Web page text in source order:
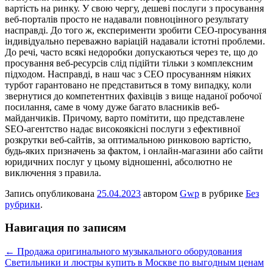
вартість на ринку. У свою чергу, дешеві послуги з просування
веб-порталів просто не надавали повноцінного результату
насправді. До того ж, експерименти зробити СЕО-просування
індивідуально переважно варіацій надавали істотні проблеми.
До речі, часто всякі недоробки допускаються через те, що до
просування веб-ресурсів слід підійти тільки з комплексним
підходом. Насправді, в наш час з СЕО просуванням ніяких
турбот гарантовано не представиться в тому випадку, коли
звернутися до компетентних фахівців з вище наданої робочої
посилання, саме в чому дуже багато власників веб-
майданчиків. Причому, варто помітити, що представлене
SEO-агентство надає високоякісні послуги з ефективної
розкрутки веб-сайтів, за оптимальною ринковою вартістю,
будь-яких призначень за фактом, і онлайн-магазини або сайти
юридичних послуг у цьому відношенні, абсолютно не
виключення з правила.
Запись опубликована 25.04.2023 автором Gwp в рубрике Без
рубрики.
Навигация по записям
← Продажа оригинального музыкального оборудования
Светильники и люстры купить в Москве по выгодным ценам